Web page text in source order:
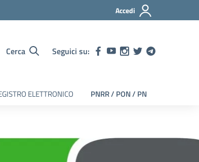
Accedi
Cerca Seguici su:
ELETTRONICO PNRR / PON / PN